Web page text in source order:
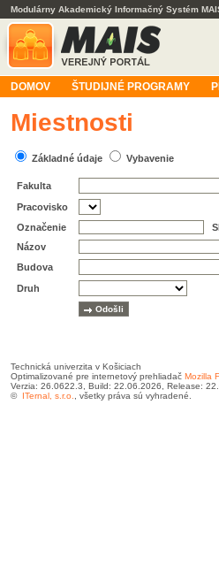
Modulárny Akademický Informačný Systém
DOMOV ŠTUDIJNÉ PROGRAMY
Miestnosti
Základné údaje Vybavenie
Fakulta
Pracovisko
Označenie
Názov
Budova
Druh
Technická univerzita v Košiciach
Optimalizované pre internetový prehliadač Mozilla
Verzia: 26.0622.3, Build: 22.06.2026, Release:
© ITernal, s.r.o. , všetky práva sú vyhradené.